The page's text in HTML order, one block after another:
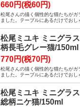
660円(税60円)
松尾さんの描く個性的な猫たちがガ
ました。テーブルにあるだけでおし
松尾ミユキ ミニグラ
柄長毛グレー猫/150ml
770円(税70円)
松尾さんの描く個性的な猫たちがガ
ました。テーブルにあるだけでおし
松尾ミユキ ミニグラ
総柄ニケ猫/150ml